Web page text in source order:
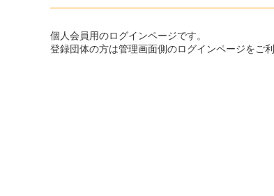
個人会員用のログインページです。
登録団体の方は管理画面側のログインページをご利